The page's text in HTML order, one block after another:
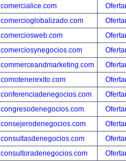
comercialice.com
comercioglobalizado.com
comerciosweb.com
comerciosynegocios.com
commerceandmarketing.com
comotenerexito.com
conferenciadenegocios.com
congresodenegocios.com
consejerodenegocios.com
consultasdenegocios.com
consultoradenegocios.com